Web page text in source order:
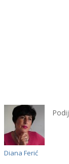
Diana Ferić